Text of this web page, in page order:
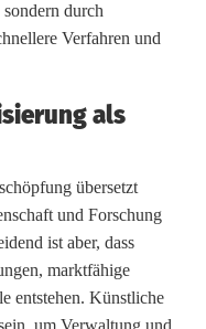
durch
Verfahren und
als
übersetzt
und Forschung
ist aber, dass
marktfähige
entstehen. Künstliche
um Verwaltung und